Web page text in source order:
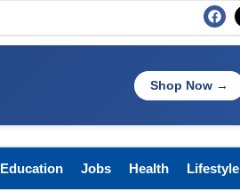
Shop Now →
Education Jobs Health Lifestyle